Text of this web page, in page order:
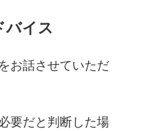
バイス
お話させていただ
要だと判断した場